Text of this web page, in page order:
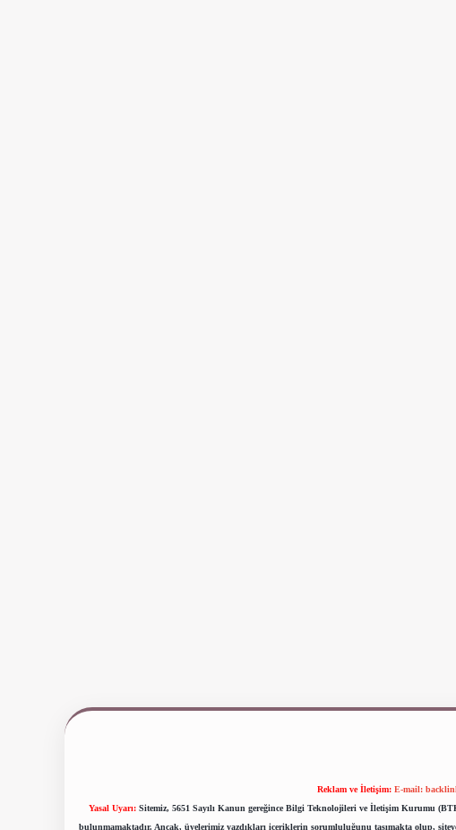
Reklam ve İletişim: E-mail:
Yasal Uyarı: Sitemiz, 5651 Sayılı Kanun gereğince Bilgi Teknolojileri ve İletişim Kurumu
bulunmamaktadır. Ancak, üyelerimiz yazdıkları içeriklerin sorumluluğunu taşımakta olup,